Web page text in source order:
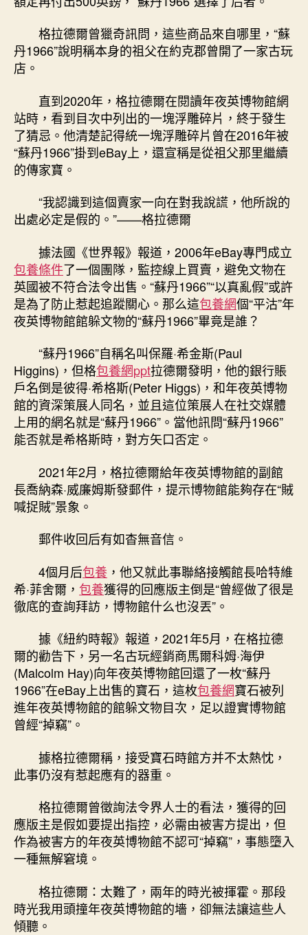
格拉德爾曾獵奇訊問，這些商品來自哪里，“蘇
丹1966”說明稱本身的祖父在約克郡曾開了一家古玩
店。
直到2020年，格拉德爾在閱讀年夜英博物館網
站時，看到目次中列出的一塊浮雕碎片，終于發生
了猜忌。他清楚記得統一塊浮雕碎片曾在2016年被
“蘇丹1966”掛到eBay上，還宣稱是從祖父那里繼續
的傳家寶。
“我認識到這個賣家一向在對我說謊，他所說的
出處必定是假的。”——格拉德爾
據法國《世界報》報道，2006年eBay專門成立
包養條件了一個團隊，監控線上買賣，避免文物在
英國被不符合法令出售。“蘇丹1966”“以真亂假”或許
是為了防止惹起追蹤關心。那么這包養網個“平沽”年
夜英博物館館躲文物的“蘇丹1966”畢竟是誰？
“蘇丹1966”自稱名叫保羅·希金斯(Paul
Higgins)，但格包養網ppt拉德爾發明，他的銀行賬
戶名倒是彼得·希格斯(Peter Higgs)，和年夜英博物
館的資深策展人同名，並且這位策展人在社交媒體
上用的網名就是“蘇丹1966”。當他訊問“蘇丹1966”
能否就是希格斯時，對方矢口否定。
2021年2月，格拉德爾給年夜英博物館的副館
長喬納森·威廉姆斯發郵件，提示博物館能夠存在“賊
喊捉賊”景象。
郵件收回后有如杳無音信。
4個月后包養 ，他又就此事聯絡接觸館長哈特維
希·菲舍爾， 包養獲得的回應版主倒是“曾經做了很是
徹底的查詢拜訪，博物館什么也沒丟”。
據《紐約時報》報道，2021年5月，在格拉德
爾的勸告下，另一名古玩經銷商馬爾科姆·海伊
(Malcolm Hay)向年夜英博物館回還了一枚“蘇丹
1966”在eBay上出售的寶石，這枚包養網寶石被列
進年夜英博物館的館躲文物目次，足以證實博物館
曾經“掉竊”。
據格拉德爾稱，接受寶石時館方并不太熱忱，
此事仍沒有惹起應有的器重。
格拉德爾曾徵詢法令界人士的看法，獲得的回
應版主是假如要提出指控，必需由被害方提出，但
作為被害方的年夜英博物館不認可“掉竊”，事態墮入
一種無解窘境。
格拉德爾：太難了，兩年的時光被揮霍。那段
時光我用頭撞年夜英博物館的墻，卻無法讓這些人
傾聽。